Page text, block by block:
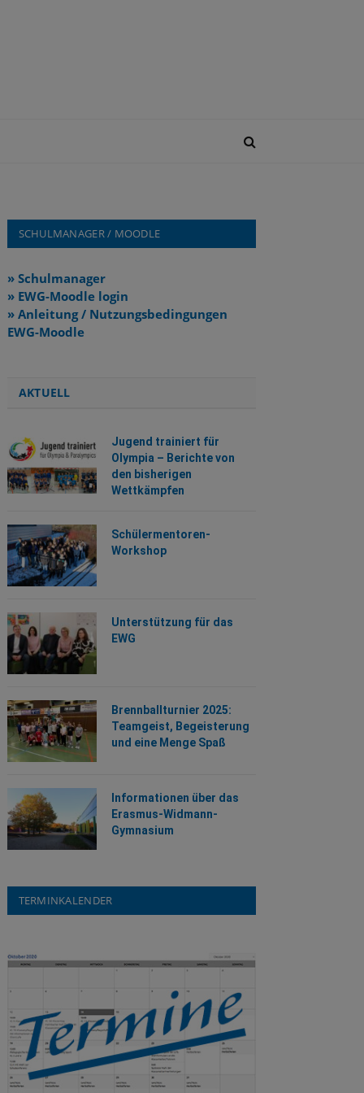
SCHULMANAGER / MOODLE
» Schulmanager
» EWG-Moodle login
» Anleitung / Nutzungsbedingungen
EWG-Moodle
AKTUELL
Jugend trainiert für
Olympia – Berichte von
den bisherigen
Wettkämpfen
Schülermentoren-
Workshop
Unterstützung für das
EWG
Brennballturnier 2025:
Teamgeist, Begeisterung
und eine Menge Spaß
Informationen über das
Erasmus-Widmann-
Gymnasium
TERMINKALENDER